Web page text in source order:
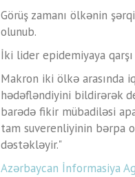
Görüş zamanı ölkənin
olunub.
İki lider epidemiyaya
Makron iki ölkə arasında
hədəfləndiyini bildirərək
barədə fikir mübadiləsi
tam suverenliyinin bərpa
dəstəkləyir."
Azərbaycan İnformasiya